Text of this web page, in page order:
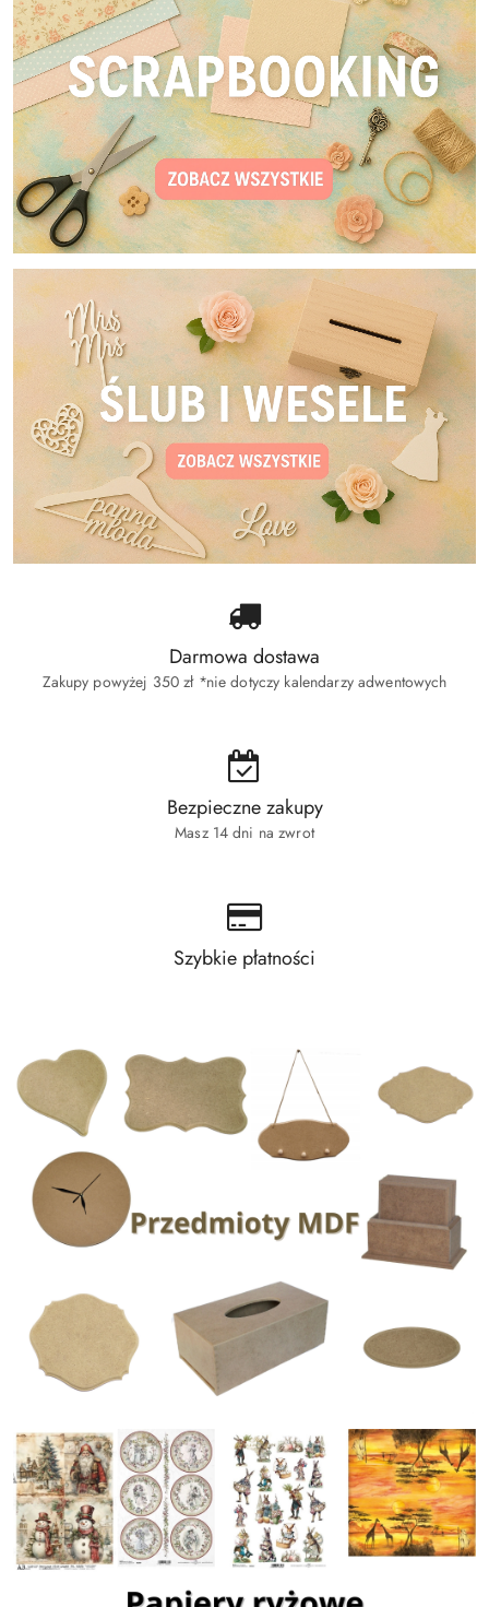
Darmowa dostawa
Zakupy powyżej 350 zł *nie dotyczy kalendarzy adwentowych
Bezpieczne zakupy
Masz 14 dni na zwrot
Szybkie płatności